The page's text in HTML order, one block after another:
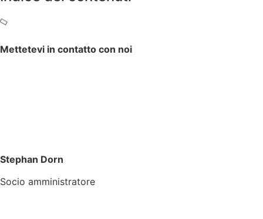
Mettetevi in contatto con noi
Stephan Dorn
Socio amministratore